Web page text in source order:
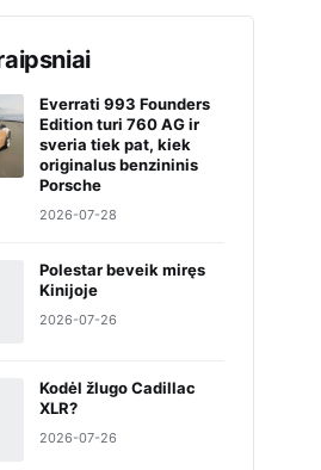
Everrati 993 Founders
Edition turi 760 AG ir
sveria tiek pat, kiek
originalus benzininis
Porsche
2026-07-28
Polestar beveik miręs
Kinijoje
2026-07-26
Kodėl žlugo Cadillac
XLR?
2026-07-26